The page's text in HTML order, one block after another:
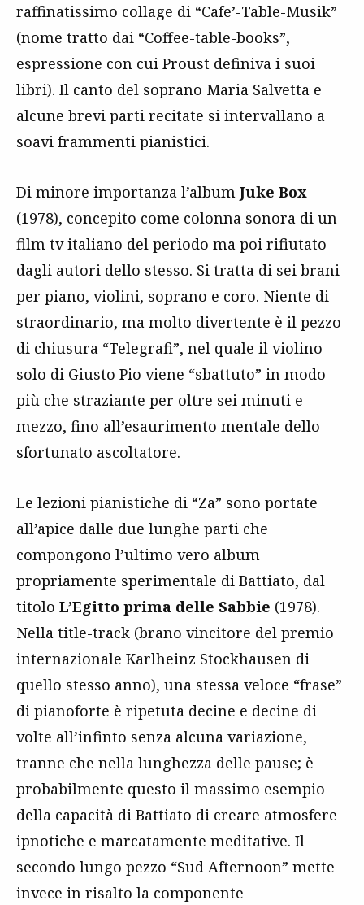
raffinatissimo collage di “Cafe’-Table-Musik”
(nome tratto dai “Coffee-table-books”,
espressione con cui Proust definiva i suoi
libri). Il canto del soprano Maria Salvetta e
alcune brevi parti recitate si intervallano a
soavi frammenti pianistici.
Di minore importanza l’album Juke Box
(1978), concepito come colonna sonora di un
film tv italiano del periodo ma poi rifiutato
dagli autori dello stesso. Si tratta di sei brani
per piano, violini, soprano e coro. Niente di
straordinario, ma molto divertente è il pezzo
di chiusura “Telegrafi”, nel quale il violino
solo di Giusto Pio viene “sbattuto” in modo
più che straziante per oltre sei minuti e
mezzo, fino all’esaurimento mentale dello
sfortunato ascoltatore.
Le lezioni pianistiche di “Za” sono portate
all’apice dalle due lunghe parti che
compongono l’ultimo vero album
propriamente sperimentale di Battiato, dal
titolo L’Egitto prima delle Sabbie (1978).
Nella title-track (brano vincitore del premio
internazionale Karlheinz Stockhausen di
quello stesso anno), una stessa veloce “frase”
di pianoforte è ripetuta decine e decine di
volte all’infinto senza alcuna variazione,
tranne che nella lunghezza delle pause; è
probabilmente questo il massimo esempio
della capacità di Battiato di creare atmosfere
ipnotiche e marcatamente meditative. Il
secondo lungo pezzo “Sud Afternoon” mette
invece in risalto la componente